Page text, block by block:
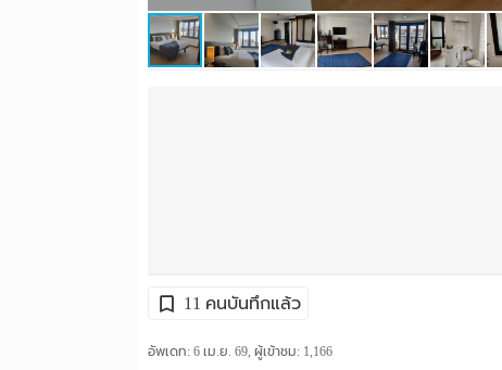
11 คนบันทึกแล้ว
อัพเดท: 6 เม.ย. 69, ผู้เข้าชม: 1,166